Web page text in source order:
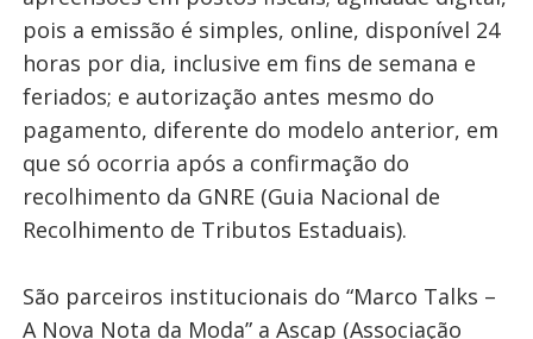
pois a emissão é simples, online, disponível 24
horas por dia, inclusive em fins de semana e
feriados; e autorização antes mesmo do
pagamento, diferente do modelo anterior, em
que só ocorria após a confirmação do
recolhimento da GNRE (Guia Nacional de
Recolhimento de Tributos Estaduais).
São parceiros institucionais do “Marco Talks –
A Nova Nota da Moda” a Ascap (Associação